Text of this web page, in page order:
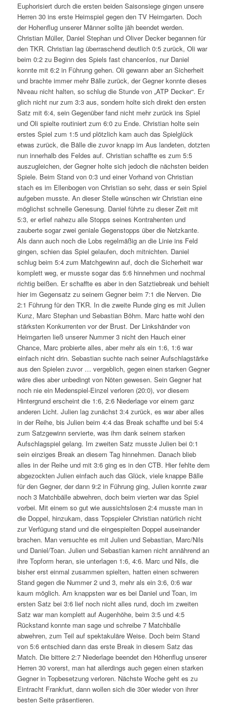
Euphorisiert durch die ersten beiden Saisonsiege gingen unsere
Herren 30 ins erste Heimspiel gegen den TV Heimgarten. Doch
der Hohenflug unserer Männer sollte jäh beendet werden.
Christian Müller, Daniel Stephan und Oliver Decker begannen für
den TKR. Christian lag überraschend deutlich 0:5 zurück, Oli war
beim 0:2 zu Beginn des Spiels fast chancenlos, nur Daniel
konnte mit 6:2 in Führung gehen. Oli gewann aber an Sicherheit
und brachte immer mehr Bälle zurück, der Gegner konnte dieses
Niveau nicht halten, so schlug die Stunde von „ATP Decker“. Er
glich nicht nur zum 3:3 aus, sondern holte sich direkt den ersten
Satz mit 6:4, sein Gegenüber fand nicht mehr zurück ins Spiel
und Oli spielte routiniert zum 6:0 zu Ende. Christian holte sein
erstes Spiel zum 1:5 und plötzlich kam auch das Spielglück
etwas zurück, die Bälle die zuvor knapp im Aus landeten, dotzten
nun innerhalb des Feldes auf. Christian schaffte es zum 5:5
auszugleichen, der Gegner holte sich jedoch die nächsten beiden
Spiele. Beim Stand von 0:3 und einer Vorhand von Christian
stach es im Ellenbogen von Christian so sehr, dass er sein Spiel
aufgeben musste. An dieser Stelle wünschen wir Christian eine
möglichst schnelle Genesung. Daniel führte zu dieser Zeit mit
5:3, er erlief nahezu alle Stopps seines Kontrahenten und
zauberte sogar zwei geniale Gegenstopps über die Netzkante.
Als dann auch noch die Lobs regelmäßig an die Linie ins Feld
gingen, schien das Spiel gelaufen, doch mitnichten. Daniel
schlug beim 5:4 zum Matchgewinn auf, doch die Sicherheit war
komplett weg, er musste sogar das 5:6 hinnehmen und nochmal
richtig beißen. Er schaffte es aber in den Satztiebreak und behielt
hier im Gegensatz zu seinem Gegner beim 7:1 die Nerven. Die
2:1 Führung für den TKR. In die zweite Runde ging es mit Julien
Kunz, Marc Stephan und Sebastian Böhm. Marc hatte wohl den
stärksten Konkurrenten vor der Brust. Der Linkshänder von
Heimgarten ließ unserer Nummer 3 nicht den Hauch einer
Chance, Marc probierte alles, aber mehr als ein 1:6, 1:6 war
einfach nicht drin. Sebastian suchte nach seiner Aufschlagstärke
aus den Spielen zuvor … vergeblich, gegen einen starken Gegner
wäre dies aber unbedingt von Nöten gewesen. Sein Gegner hat
noch nie ein Medenspiel-Einzel verloren (20:0), vor diesem
Hintergrund erscheint die 1:6, 2:6 Niederlage vor einem ganz
anderen Licht. Julien lag zunächst 3:4 zurück, es war aber alles
in der Reihe, bis Julien beim 4:4 das Break schaffte und bei 5:4
zum Satzgewinn servierte, was ihm dank seinem starken
Aufschlagspiel gelang. Im zweiten Satz musste Julien bei 0:1
sein einziges Break an diesem Tag hinnehmen. Danach blieb
alles in der Reihe und mit 3:6 ging es in den CTB. Hier fehlte dem
abgezockten Julien einfach auch das Glück, viele knappe Bälle
für den Gegner, der dann 9:2 in Führung ging, Julien konnte zwar
noch 3 Matchbälle abwehren, doch beim vierten war das Spiel
vorbei. Mit einem so gut wie aussichtslosen 2:4 musste man in
die Doppel, hinzukam, dass Topspieler Christian natürlich nicht
zur Verfügung stand und die eingespielten Doppel auseinander
brachen. Man versuchte es mit Julien und Sebastian, Marc/Nils
und Daniel/Toan. Julien und Sebastian kamen nicht annährend an
ihre Topform heran, sie unterlagen 1:6, 4:6. Marc und Nils, die
bisher erst einmal zusammen spielten, hatten einen schweren
Stand gegen die Nummer 2 und 3, mehr als ein 3:6, 0:6 war
kaum möglich. Am knappsten war es bei Daniel und Toan, im
ersten Satz bei 3:6 lief noch nicht alles rund, doch im zweiten
Satz war man komplett auf Augenhöhe, beim 3:5 und 4:5
Rückstand konnte man sage und schreibe 7 Matchbälle
abwehren, zum Teil auf spektakuläre Weise. Doch beim Stand
von 5:6 entschied dann das erste Break in diesem Satz das
Match. Die bittere 2:7 Niederlage beendet den Höhenflug unserer
Herren 30 vorerst, man hat allerdings auch gegen einen starken
Gegner in Topbesetzung verloren. Nächste Woche geht es zu
Eintracht Frankfurt, dann wollen sich die 30er wieder von ihrer
besten Seite präsentieren.